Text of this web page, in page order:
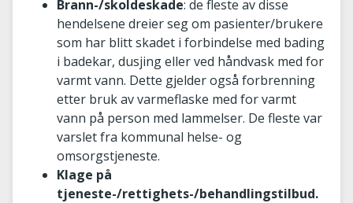
Brann-/skoldeskade: de fleste av disse
hendelsene dreier seg om pasienter/brukere
som har blitt skadet i forbindelse med bading
i badekar, dusjing eller ved håndvask med for
varmt vann. Dette gjelder også forbrenning
etter bruk av varmeflaske med for varmt
vann på person med lammelser. De fleste var
varslet fra kommunal helse- og
omsorgstjeneste.
Klage på
tjeneste-/rettighets-/behandlingstilbud.